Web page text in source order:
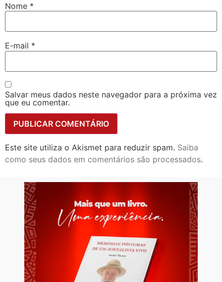
Nome *
E-mail *
Salvar meus dados neste navegador para a próxima vez
que eu comentar.
Este site utiliza o Akismet para reduzir spam. Saiba
como seus dados em comentários são processados.